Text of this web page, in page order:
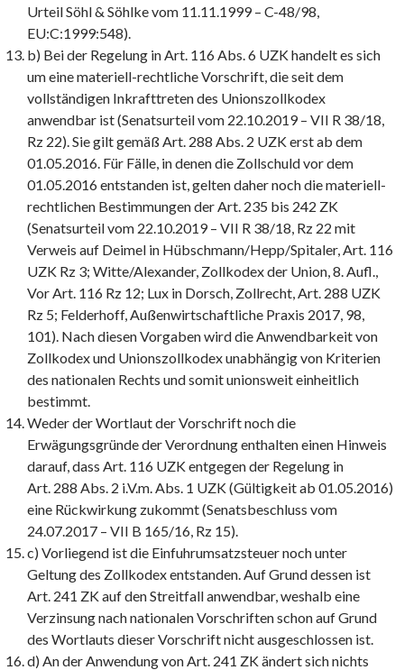
Urteil Söhl & Söhlke vom 11.11.1999 – C-48/98,
EU:C:1999:548).
b) Bei der Regelung in Art. 116 Abs. 6 UZK handelt es sich
um eine materiell-rechtliche Vorschrift, die seit dem
vollständigen Inkrafttreten des Unionszollkodex
anwendbar ist (Senatsurteil vom 22.10.2019 – VII R 38/18,
Rz 22). Sie gilt gemäß Art. 288 Abs. 2 UZK erst ab dem
01.05.2016. Für Fälle, in denen die Zollschuld vor dem
01.05.2016 entstanden ist, gelten daher noch die materiell-
rechtlichen Bestimmungen der Art. 235 bis 242 ZK
(Senatsurteil vom 22.10.2019 – VII R 38/18, Rz 22 mit
Verweis auf Deimel in Hübschmann/Hepp/Spitaler, Art. 116
UZK Rz 3; Witte/Alexander, Zollkodex der Union, 8. Aufl.,
Vor Art. 116 Rz 12; Lux in Dorsch, Zollrecht, Art. 288 UZK
Rz 5; Felderhoff, Außenwirtschaftliche Praxis 2017, 98,
101). Nach diesen Vorgaben wird die Anwendbarkeit von
Zollkodex und Unionszollkodex unabhängig von Kriterien
des nationalen Rechts und somit unionsweit einheitlich
bestimmt.
Weder der Wortlaut der Vorschrift noch die
Erwägungsgründe der Verordnung enthalten einen Hinweis
darauf, dass Art. 116 UZK entgegen der Regelung in
Art. 288 Abs. 2 i.V.m. Abs. 1 UZK (Gültigkeit ab 01.05.2016)
eine Rückwirkung zukommt (Senatsbeschluss vom
24.07.2017 – VII B 165/16, Rz 15).
c) Vorliegend ist die Einfuhrumsatzsteuer noch unter
Geltung des Zollkodex entstanden. Auf Grund dessen ist
Art. 241 ZK auf den Streitfall anwendbar, weshalb eine
Verzinsung nach nationalen Vorschriften schon auf Grund
des Wortlauts dieser Vorschrift nicht ausgeschlossen ist.
d) An der Anwendung von Art. 241 ZK ändert sich nichts